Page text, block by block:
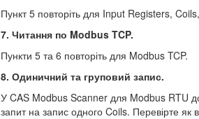
Пункт 5 повторіть для Input Registers,
7. Читання по Modbus TCP.
Пункти 5 та 6 повторіть для Modbus TCP.
8. Одиничний та груповий запис.
У CAS Modbus Scanner для Modbus RTU
запит на запис одного Coils. Перевірте як